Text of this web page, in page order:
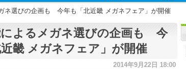
ネ選びの企画も 今年も「北近畿 メガネフェア」が開催
によるメガネ選びの企画も 今
畿 メガネフェア」が開催
2014年9月22日 18:00